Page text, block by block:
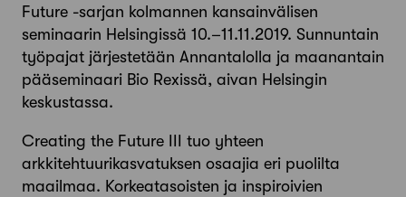
Future -sarjan kolmannen kansainvälisen
seminaarin Helsingissä 10.–11.11.2019. Sunnuntain
työpajat järjestetään Annantalolla ja maanantain
pääseminaari Bio Rexissä, aivan Helsingin
keskustassa.
Creating the Future III tuo yhteen
arkkitehtuurikasvatuksen osaajia eri puolilta
maailmaa. Korkeatasoisten ja inspiroivien